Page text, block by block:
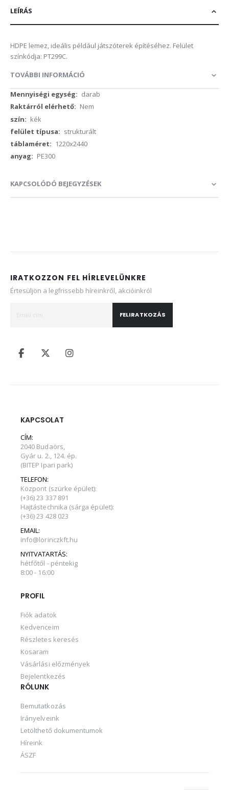
LEÍRÁS
HDPE lemez, ideális például játszóterek építéséhez. Felület
színkódja: PT299C.
TOVÁBBI INFORMÁCIÓ
További
információ
darab
Nem
kék
strukturált
1220x2440
PE300
KAPCSOLÓDÓ BEJEGYZÉSEK
IRATKOZZON FEL HÍRLEVELÜNKRE
Értesüljön a legfrissebb híreinkről, akcióinkról
FELIRATKOZÁS
KAPCSOLAT
CÍM:
2040 Budaörs,
Gyár u. 2., 124. ép.
(BITEP Ipari park)
TELEFON:
Központ (szürke épület):
(+36) 23 337 891
Hajtástechnika (sárga épület):
(+36) 23 428 023
EMAIL:
info@lorinczkft.hu
NYITVATARTÁS:
hétfőtől - péntekig
8:00 - 16:00
PROFIL
Fiók adatok
Kedvenceim
Részletes keresés
Kosaram
Vásárlási előzmények
Bejelentkezés
RÓLUNK
Bemutatkozás
Irányelveink
Letölthető dokumentumok
Híreink
ÁSZF